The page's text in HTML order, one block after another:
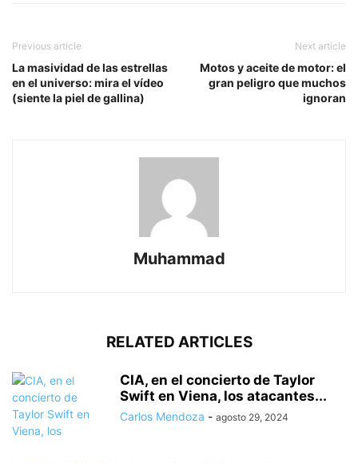
Previous article
La masividad de las estrellas
en el universo: mira el vídeo
(siente la piel de gallina)
Next article
Motos y aceite de motor: el
gran peligro que muchos
ignoran
Muhammad
RELATED ARTICLES
CIA, en el concierto de Taylor
Swift en Viena, los atacantes...
Carlos Mendoza - agosto 29, 2024